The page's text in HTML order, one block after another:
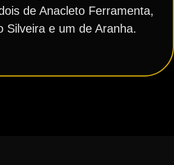
de Anacleto Ferramenta,
Silveira e um de Aranha.